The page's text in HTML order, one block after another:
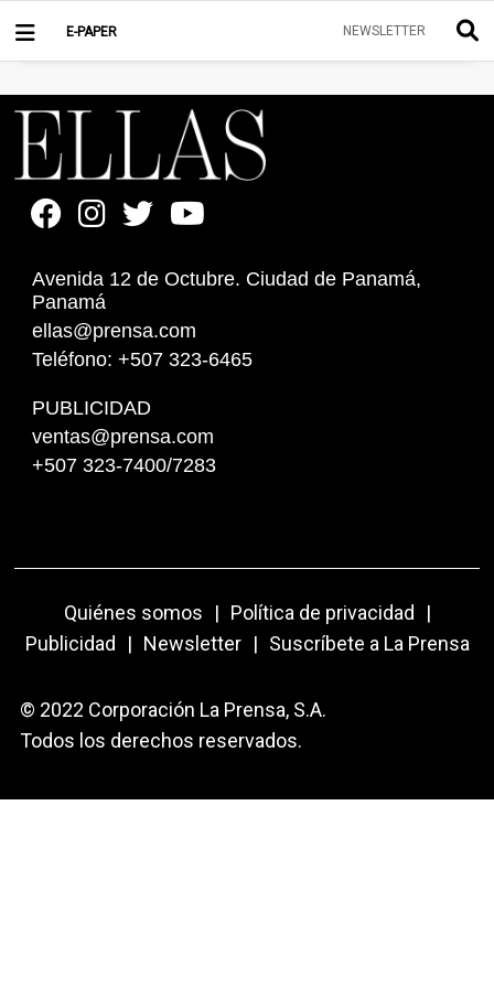
E-PAPER NEWSLETTER
Avenida 12 de Octubre. Ciudad de Panamá,
Panamá
ellas@prensa.com
Teléfono: +507 323-6465
PUBLICIDAD
ventas@prensa.com
+507 323-7400/7283
Quiénes somos | Política de privacidad
|
Publicidad
| Newsletter | Suscríbete a La Prensa
© 2022 Corporación La Prensa, S.A.
Todos los derechos reservados.